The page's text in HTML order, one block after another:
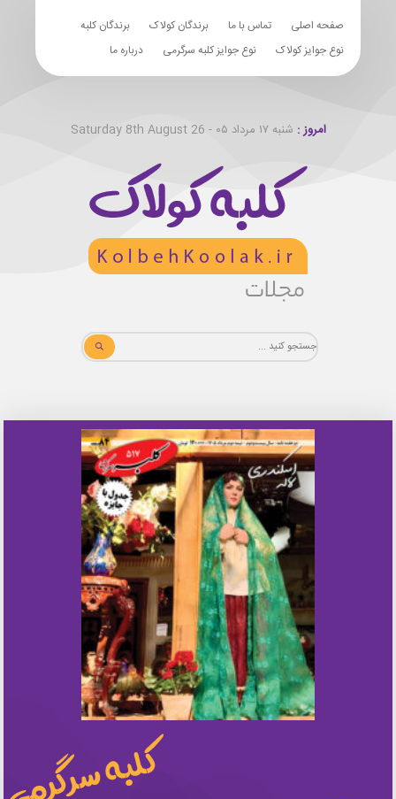
صفحه اصلی تماس با ما برندگان کولاک
برندگان کلبه
نوع جوایز کولاک
نوع جوایز کلبه سرگرمی درباره ما
امروز : شنبه ۱۷ مرداد ۰۵ - Saturday 8th August 26